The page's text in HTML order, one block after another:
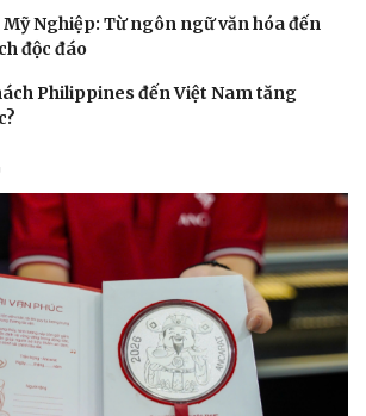
Mỹ Nghiệp: Từ ngôn ngữ văn hóa đến
độc đáo
Philippines đến Việt Nam tăng